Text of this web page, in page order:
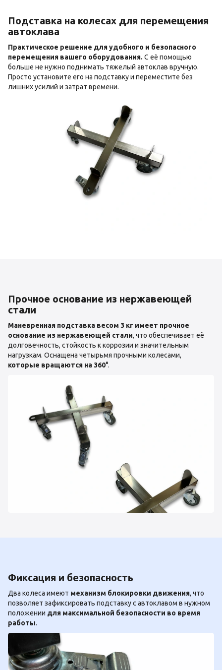
Подставка на колесах для перемещения
автоклава
Практическое решение для удобного и безопасного
перемещения вашего оборудования. С её помощью
больше не нужно поднимать тяжелый автоклав вручную.
Просто установите его на подставку и переместите без
лишних усилий и затрат времени.
Прочное основание из нержавеющей
стали
Маневренная подставка весом 3 кг имеет прочное
основание из нержавеющей стали, что обеспечивает её
долговечность, стойкость к коррозии и значительным
нагрузкам. Оснащена четырьмя прочными колесами,
которые вращаются на 360°.
Фиксация и безопасность
Два колеса имеют механизм блокировки движения, что
позволяет зафиксировать подставку с автоклавом в нужном
положении для максимальной безопасности во время
работы.